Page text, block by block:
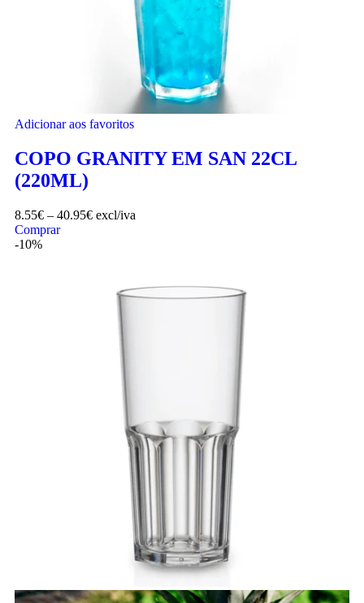
Adicionar aos favoritos
COPO GRANITY EM SAN 22CL
(220ML)
8.55€ – 40.95€ excl/iva
Comprar
-10%